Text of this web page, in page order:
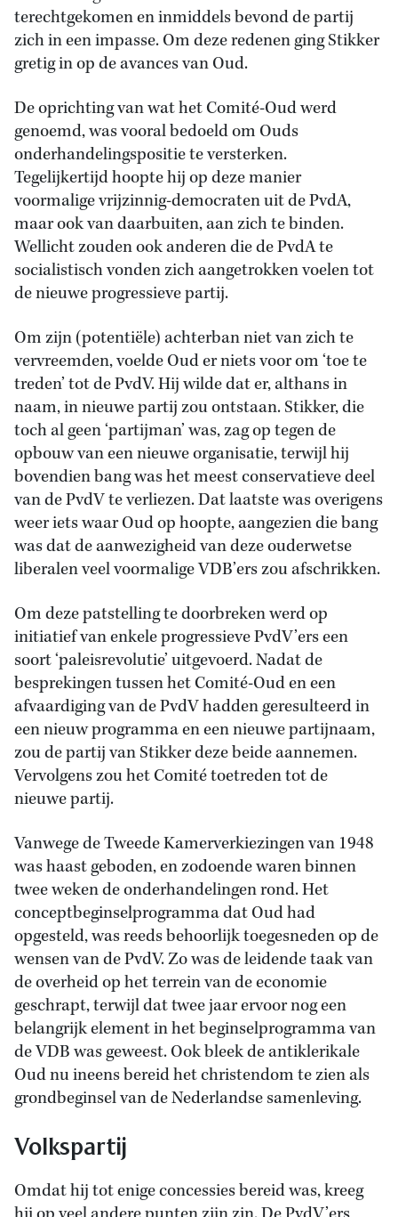
terechtgekomen en inmiddels bevond de partij
zich in een impasse. Om deze redenen ging Stikker
gretig in op de avances van Oud.
De oprichting van wat het Comité-Oud werd
genoemd, was vooral bedoeld om Ouds
onderhandelingspositie te versterken.
Tegelijkertijd hoopte hij op deze manier
voormalige vrijzinnig-democraten uit de PvdA,
maar ook van daarbuiten, aan zich te binden.
Wellicht zouden ook anderen die de PvdA te
socialistisch vonden zich aangetrokken voelen tot
de nieuwe progressieve partij.
Om zijn (potentiële) achterban niet van zich te
vervreemden, voelde Oud er niets voor om ‘toe te
treden’ tot de PvdV. Hij wilde dat er, althans in
naam, in nieuwe partij zou ontstaan. Stikker, die
toch al geen ‘partijman’ was, zag op tegen de
opbouw van een nieuwe organisatie, terwijl hij
bovendien bang was het meest conservatieve deel
van de PvdV te verliezen. Dat laatste was overigens
weer iets waar Oud op hoopte, aangezien die bang
was dat de aanwezigheid van deze ouderwetse
liberalen veel voormalige VDB’ers zou afschrikken.
Om deze patstelling te doorbreken werd op
initiatief van enkele progressieve PvdV’ers een
soort ‘paleisrevolutie’ uitgevoerd. Nadat de
besprekingen tussen het Comité-Oud en een
afvaardiging van de PvdV hadden geresulteerd in
een nieuw programma en een nieuwe partijnaam,
zou de partij van Stikker deze beide aannemen.
Vervolgens zou het Comité toetreden tot de
nieuwe partij.
Vanwege de Tweede Kamerverkiezingen van 1948
was haast geboden, en zodoende waren binnen
twee weken de onderhandelingen rond. Het
conceptbeginselprogramma dat Oud had
opgesteld, was reeds behoorlijk toegesneden op de
wensen van de PvdV. Zo was de leidende taak van
de overheid op het terrein van de economie
geschrapt, terwijl dat twee jaar ervoor nog een
belangrijk element in het beginselprogramma van
de VDB was geweest. Ook bleek de antiklerikale
Oud nu ineens bereid het christendom te zien als
grondbeginsel van de Nederlandse samenleving.
Volkspartij
Omdat hij tot enige concessies bereid was, kreeg